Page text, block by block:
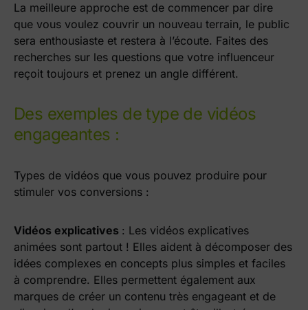
La meilleure approche est de commencer par dire
que vous voulez couvrir un nouveau terrain, le public
sera enthousiaste et restera à l’écoute. Faites des
recherches sur les questions que votre influenceur
reçoit toujours et prenez un angle différent.
Des exemples de type de vidéos
engageantes :
Types de vidéos que vous pouvez produire pour
stimuler vos conversions :
Vidéos explicatives : Les vidéos explicatives
animées sont partout ! Elles aident à décomposer des
idées complexes en concepts plus simples et faciles
à comprendre. Elles permettent également aux
marques de créer un contenu très engageant et de